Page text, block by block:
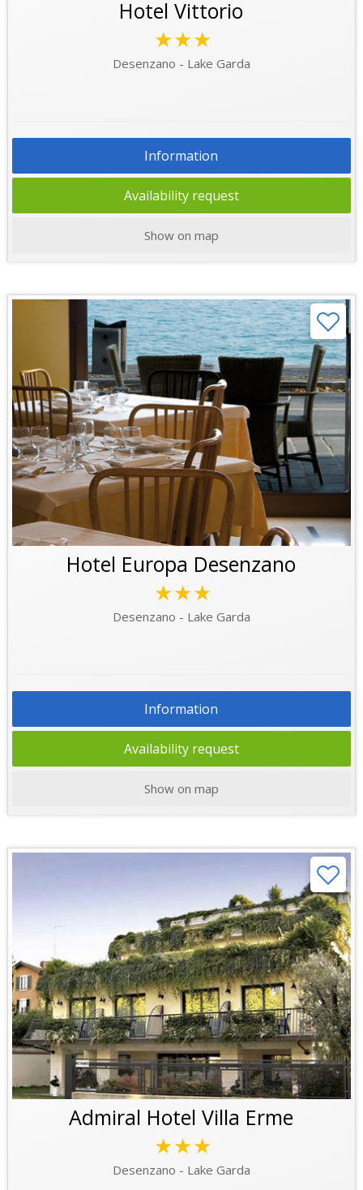
Hotel Vittorio
★★★
Desenzano - Lake Garda
Information
Availability request
Show on map
Hotel Europa Desenzano
★★★
Desenzano - Lake Garda
Information
Availability request
Show on map
Admiral Hotel Villa Erme
★★★
Desenzano - Lake Garda